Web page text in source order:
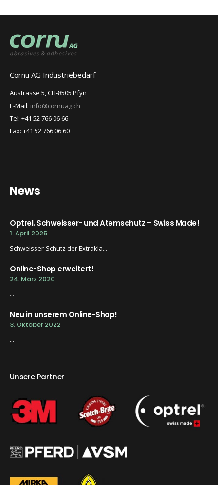
Cornu AG Industriebedarf
Austrasse 5, CH-8505 Pfyn
E-Mail: info@cornuag.ch
Tel: +41 52 766 06 66
Fax: +41 52 766 06 60
News
Optrel. Schweisser- und Atemschutz – Swiss Made!
1. April 2025
Schweisser-Schutz der Extrakla...
Online-Shop erweitert!
24. März 2020
...
Neu in unserem Online-Shop!
3. Oktober 2022
...
Unsere Partner